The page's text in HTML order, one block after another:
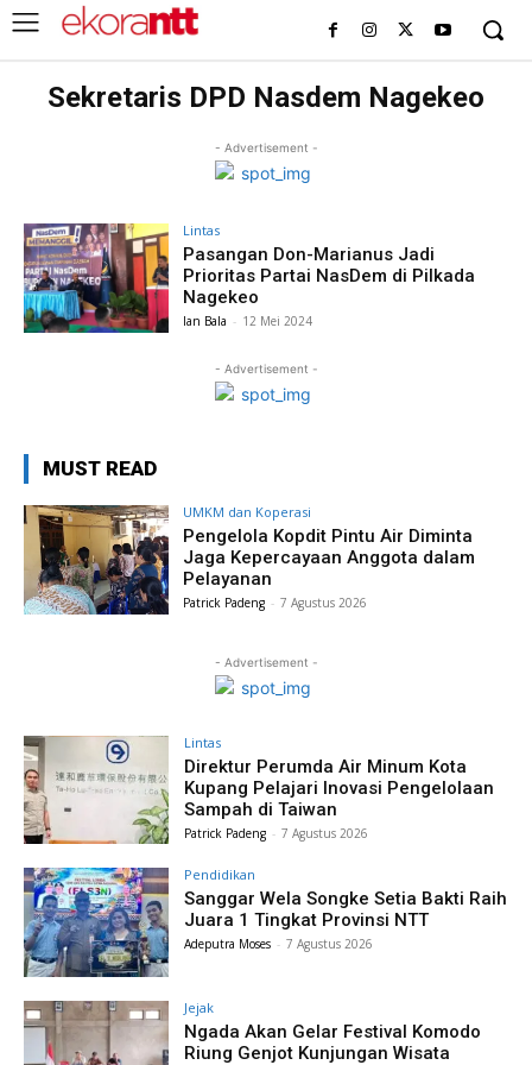
Sekretaris DPD Nasdem Nagekeo
- Advertisement -
Lintas
Pasangan Don-Marianus Jadi
Prioritas Partai NasDem di Pilkada
Nagekeo
Ian Bala - 12 Mei 2024
- Advertisement -
MUST READ
UMKM dan Koperasi
Pengelola Kopdit Pintu Air Diminta
Jaga Kepercayaan Anggota dalam
Pelayanan
Patrick Padeng - 7 Agustus 2026
- Advertisement -
Lintas
Direktur Perumda Air Minum Kota
Kupang Pelajari Inovasi Pengelolaan
Sampah di Taiwan
Patrick Padeng - 7 Agustus 2026
Pendidikan
Sanggar Wela Songke Setia Bakti Raih
Juara 1 Tingkat Provinsi NTT
Adeputra Moses - 7 Agustus 2026
Jejak
Ngada Akan Gelar Festival Komodo
Riung Genjot Kunjungan Wisata